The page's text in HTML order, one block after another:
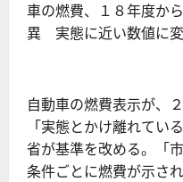
車の燃費、１８年度か
異 実態に近い数値に変
自動車の燃費表示が、
「実態とかけ離れてい
省が基準を改める。「
条件ごとに燃費が示さ